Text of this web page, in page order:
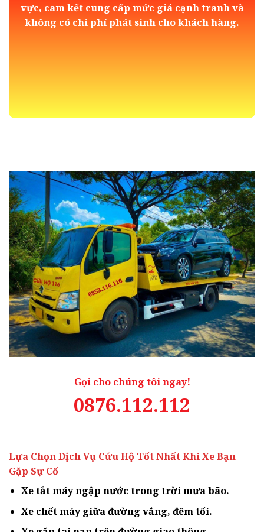
vực, cam kết cung cấp mức giá cạnh tranh và
không có chi phí phát sinh cho khách hàng.
Gọi cho chúng tôi ngay!
0876.112.112
Lựa Chọn Dịch Vụ Cứu Hộ Tốt Nhất Khi Xe Bạn
Gặp Sự Cố
Xe tắt máy ngập nước trong trời mưa bão.
Xe chết máy giữa đường vắng, đêm tối.